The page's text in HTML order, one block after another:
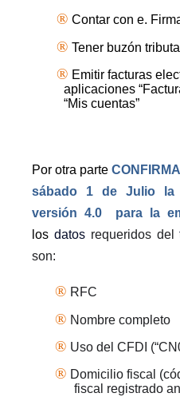
® Contar con e.
® Tener buzón
® Emitir facturas
aplicaciones
“Mis cuentas”
Por otra parte CONFIRMA
sábado 1 de Julio la
versión 4.0
para la
los datosrequeridos del
son:
® RFC
® Nombre completo
® Uso del CFDI
® Domicilio fiscal
fiscal registrado